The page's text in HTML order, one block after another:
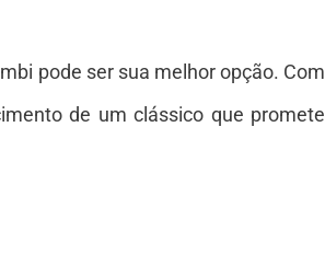
pode ser sua melhor opção. Com
de um clássico que promete